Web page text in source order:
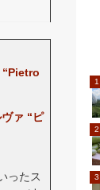
ァ “ピ
ったス